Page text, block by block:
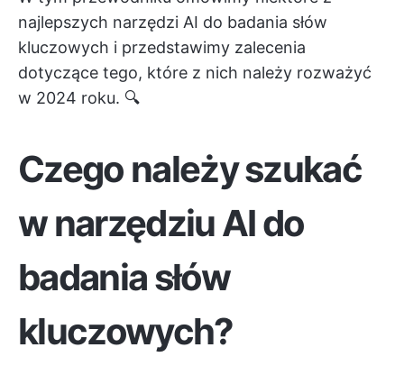
najlepszych narzędzi AI do badania słów
kluczowych i przedstawimy zalecenia
dotyczące tego, które z nich należy rozważyć
w 2024 roku. 🔍
Czego należy szukać
w narzędziu AI do
badania słów
kluczowych?